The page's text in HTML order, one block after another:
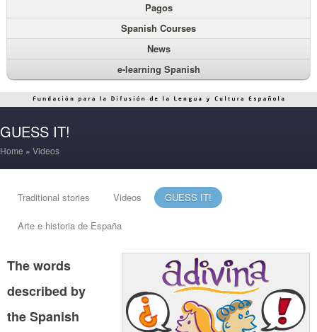
Pagos
Spanish Courses
News
e-learning Spanish
GUESS IT!
Home » Videos
Traditional stories Videos GUESS IT!
Arte e historia de España
The words
described by
the Spanish